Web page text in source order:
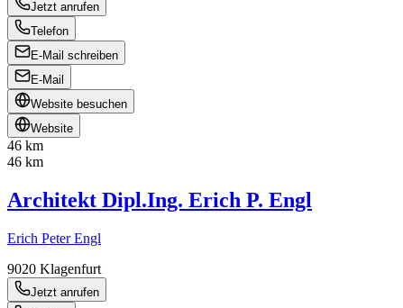
Jetzt anrufen
Telefon
E-Mail schreiben
E-Mail
Website besuchen
Website
46 km
46 km
Architekt Dipl.Ing. Erich P. Engl
Erich Peter Engl
9020 Klagenfurt
Jetzt anrufen